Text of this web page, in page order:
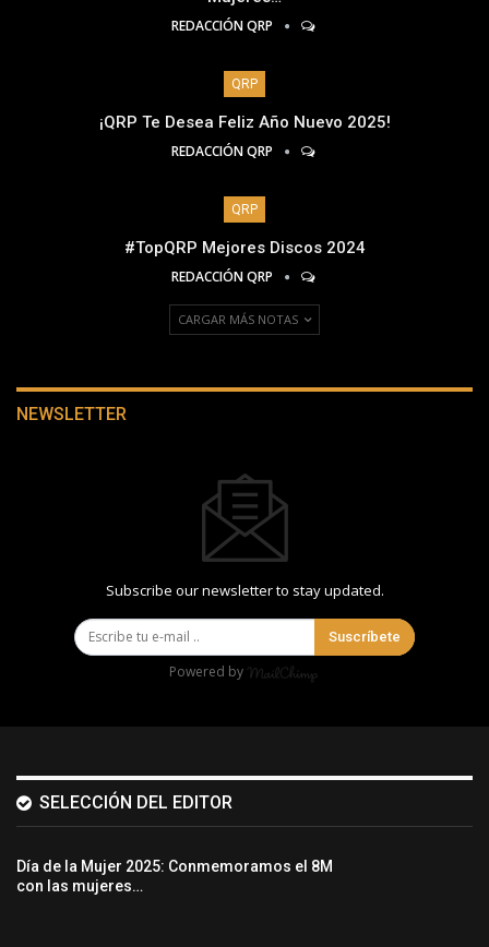
REDACCIÓN QRP
QRP
¡QRP Te Desea Feliz Año Nuevo 2025!
REDACCIÓN QRP
QRP
#TopQRP Mejores Discos 2024
REDACCIÓN QRP
CARGAR MÁS NOTAS
NEWSLETTER
Subscribe our newsletter to stay updated.
Suscríbete
Powered by
SELECCIÓN DEL EDITOR
Día de la Mujer 2025: Conmemoramos el 8M
con las mujeres…